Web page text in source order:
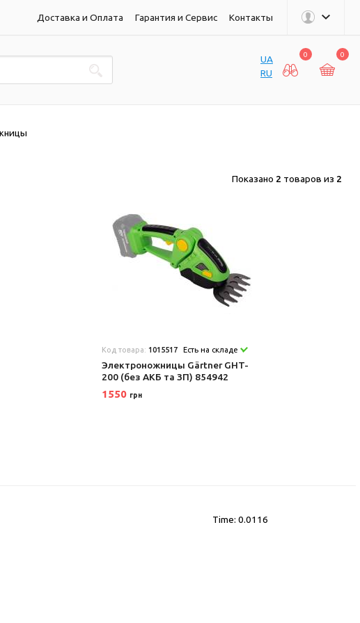
Доставка и Оплата Гарантия и Сервис Контакты
UA
RU
0 0
Показано 2 товаров из 2
Код товара: 1015517 Есть на складе
Электроножницы Gärtner GHT-
200 (без АКБ та ЗП) 854942
1550 грн
Time: 0.0116